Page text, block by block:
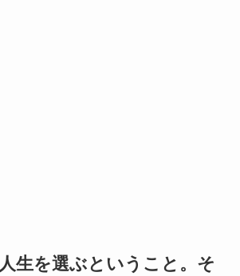
生を選ぶということ。そ